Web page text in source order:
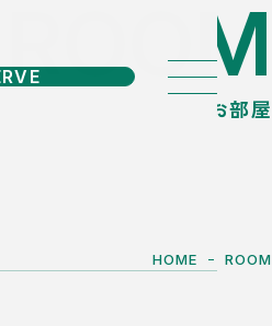
ROOM
お部屋
HOME ROOM